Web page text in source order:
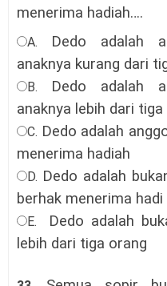
menerima hadiah….
A.
Dedo adalah
anaknya kurang dari
B.
Dedo adalah
anaknya lebih dari
C. Dedo adalah
menerima hadiah
D. Dedo adalah
berhak menerima hadi
E. Dedo adalah
lebih dari tiga orang